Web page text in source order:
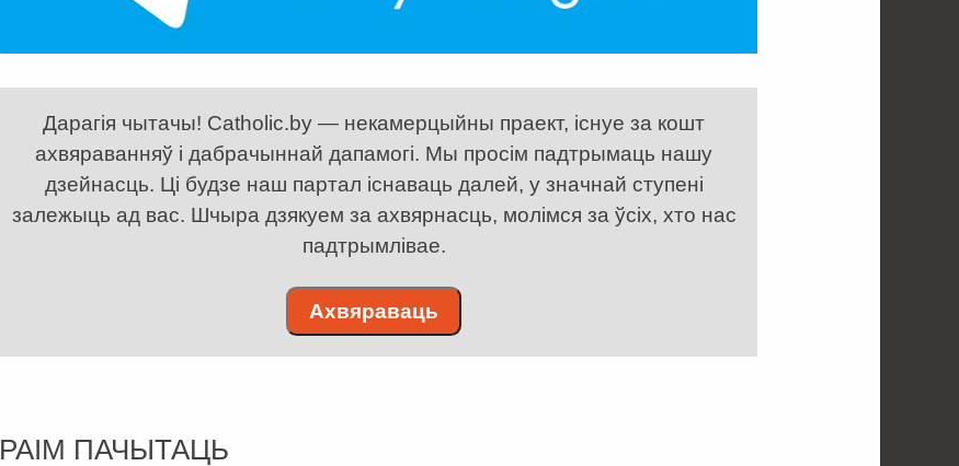
Дарагія чытачы! Catholic.by — некамерцыйны праект, існуе за кошт
ахвяраванняў і дабрачыннай дапамогі. Мы просім падтрымаць нашу
дзейнасць. Ці будзе наш партал існаваць далей, у значнай ступені
залежыць ад вас. Шчыра дзякуем за ахвярнасць, молімся за ўсіх, хто нас
падтрымлівае.
Ахвяраваць
РАІМ ПАЧЫТАЦЬ